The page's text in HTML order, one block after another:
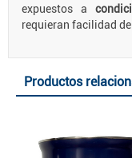
expuestos a
requieran facilidad
Productos